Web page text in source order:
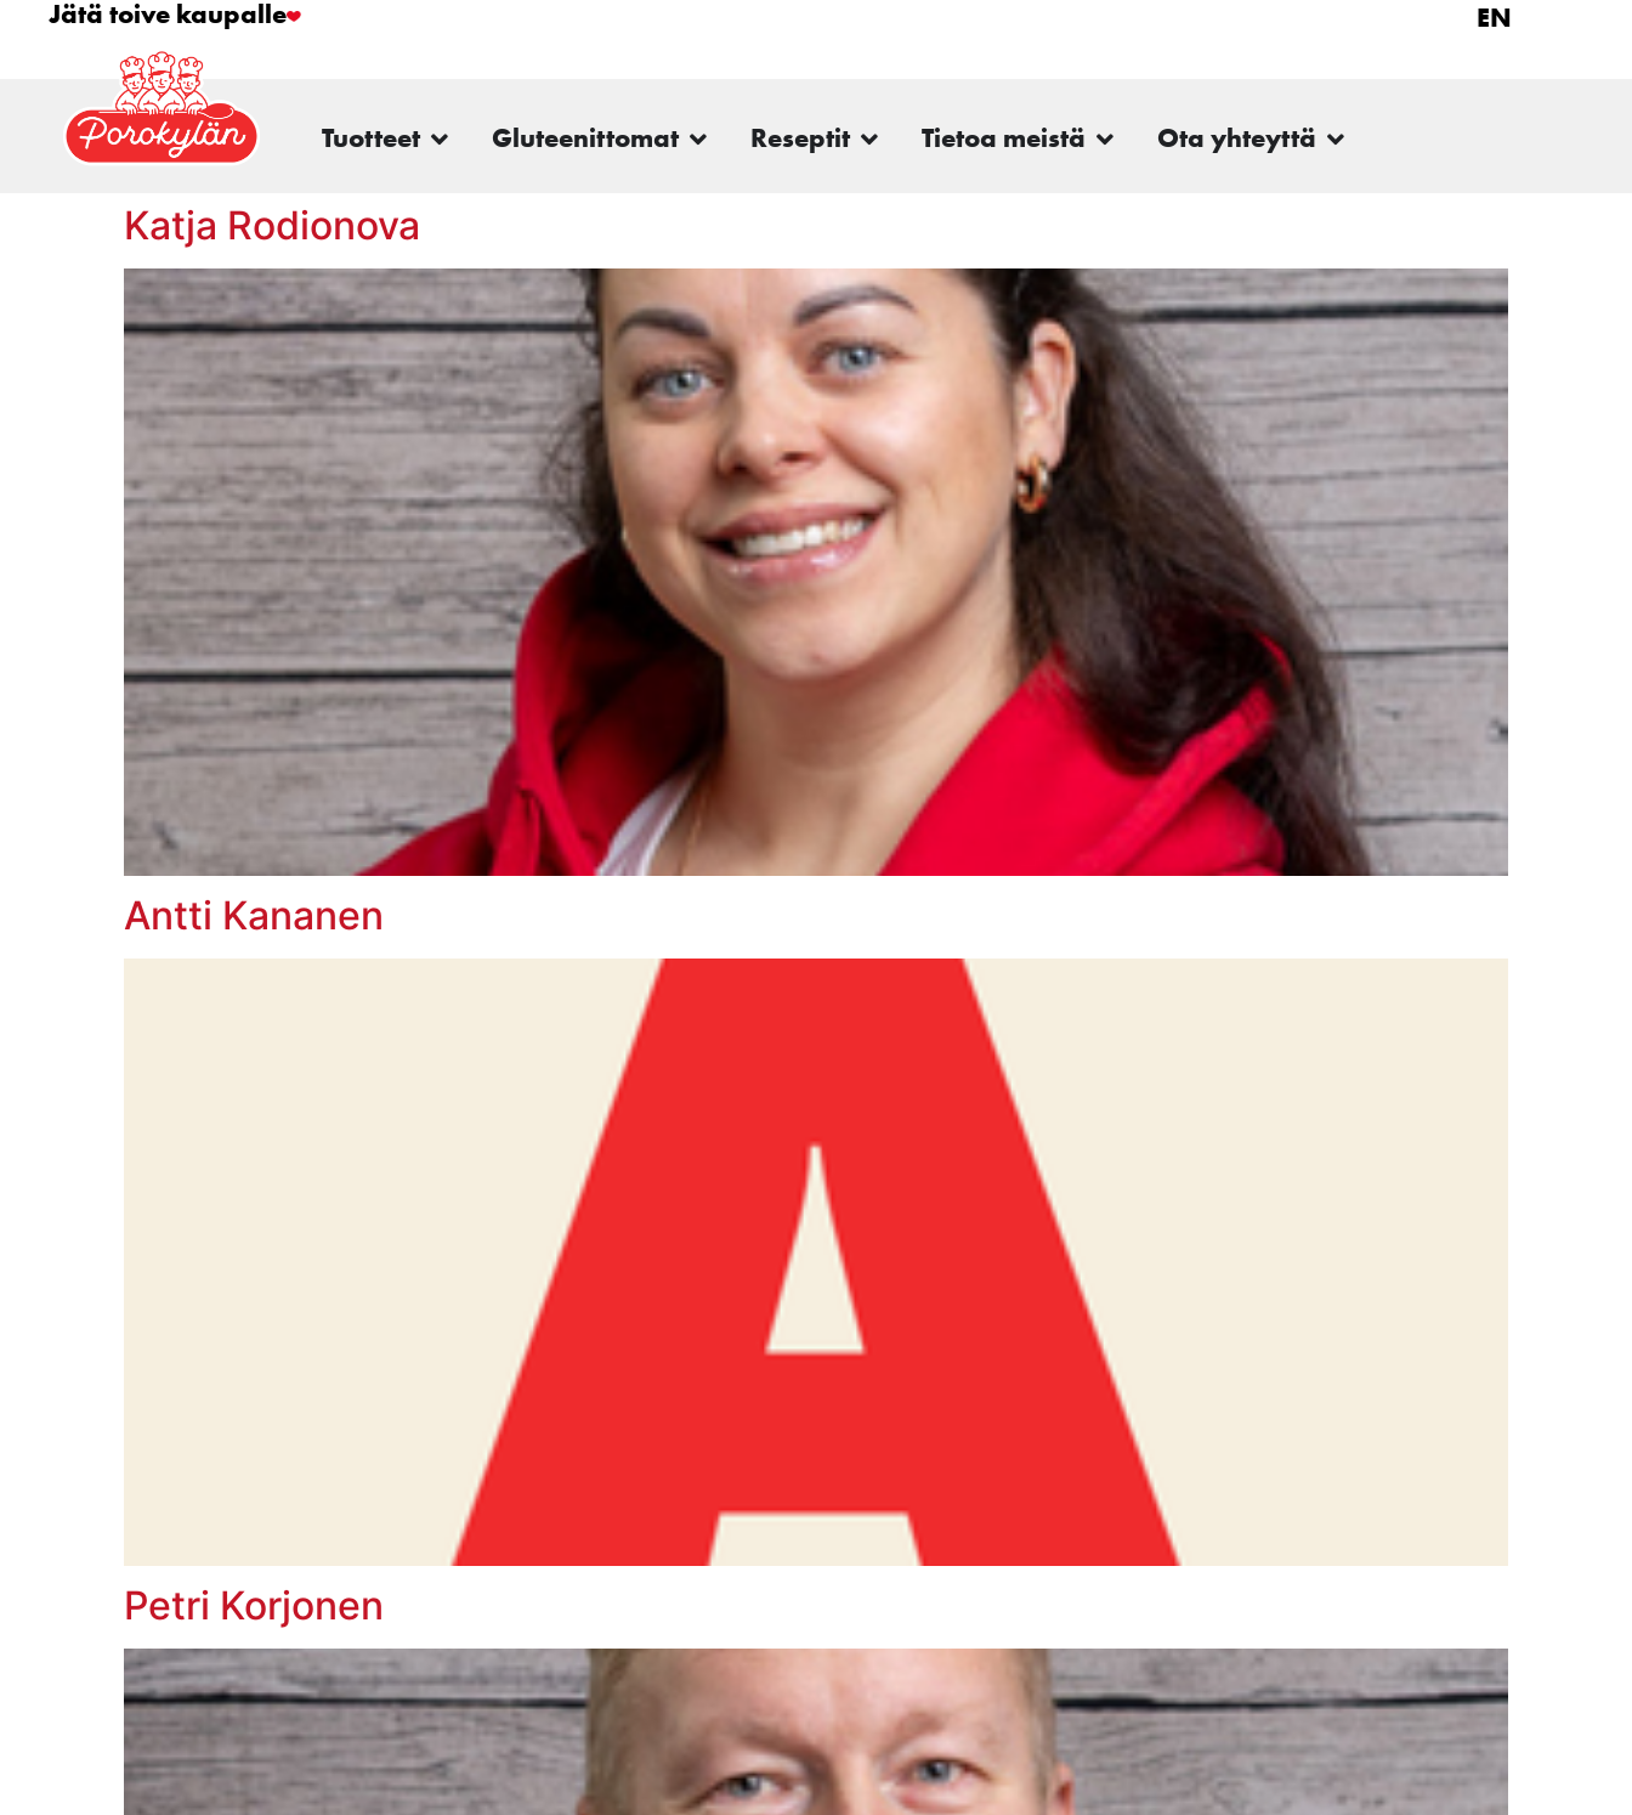
Jätä toive kaupalle EN
Tuotteet Gluteenittomat Reseptit Tietoa meistä Ota yhteyttä
Katja Rodionova
Antti Kananen
Petri Korjonen